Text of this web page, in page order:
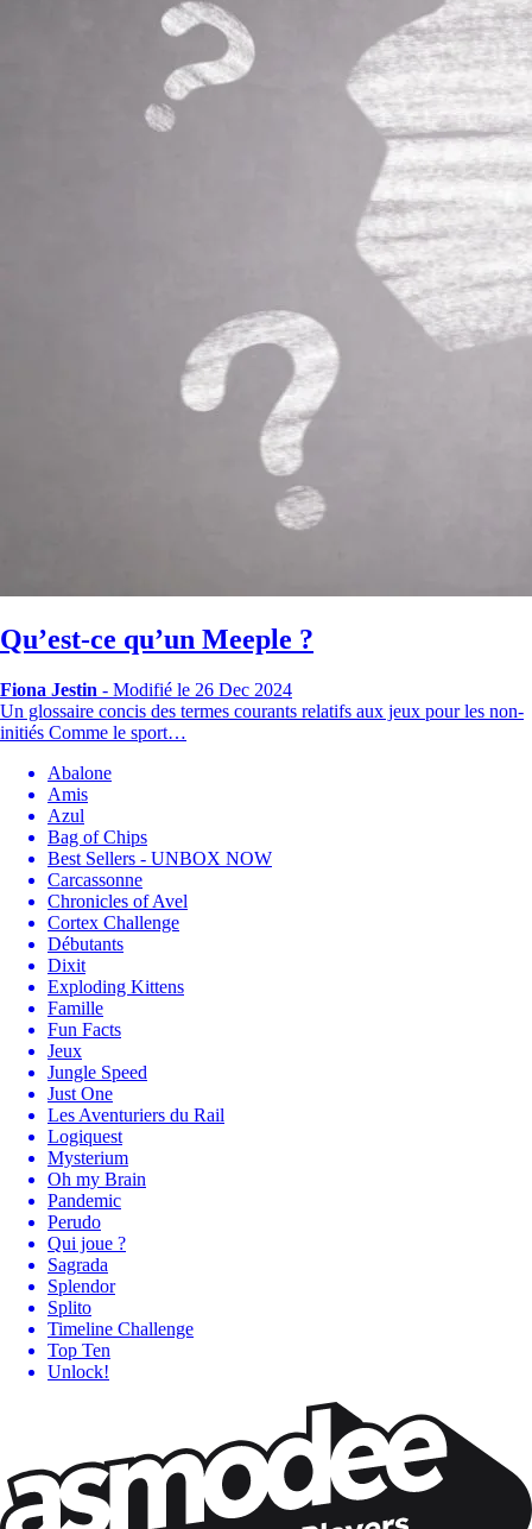
Qu’est-ce qu’un Meeple ?
Fiona Jestin - Modifié le 26 Dec 2024
Un glossaire concis des termes courants relatifs aux jeux pour les non-
initiés Comme le sport…
Abalone
Amis
Azul
Bag of Chips
Best Sellers - UNBOX NOW
Carcassonne
Chronicles of Avel
Cortex Challenge
Débutants
Dixit
Exploding Kittens
Famille
Fun Facts
Jeux
Jungle Speed
Just One
Les Aventuriers du Rail
Logiquest
Mysterium
Oh my Brain
Pandemic
Perudo
Qui joue ?
Sagrada
Splendor
Splito
Timeline Challenge
Top Ten
Unlock!
Restons connectés !